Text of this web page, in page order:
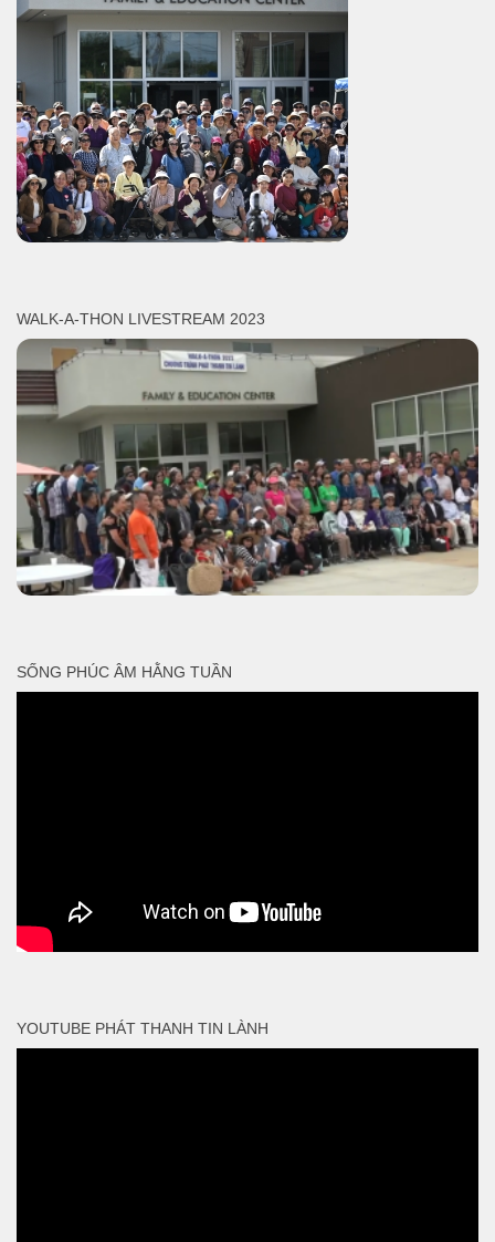
WALK-A-THON LIVESTREAM 2023
SỐNG PHÚC ÂM HẰNG TUẦN
YOUTUBE PHÁT THANH TIN LÀNH